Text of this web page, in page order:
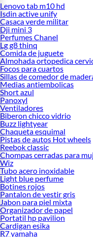
Lenovo tab m10 hd
Isdin active unify
Casaca verde militar
Dji mini 3
Perfumes Chanel
Lg g8 thinq
Comida de juguete
Almohada ortopedica
Focos para cuartos
Sillas de comedor de
Medias antiembolicas
Short azul
Panoxyl
Ventiladores
Biberon chicco vidrio
Buzz lightyear
Chaqueta esquimal
Pistas de autos Hot wheels
Reebok classic
Chompas cerradas para
Wiz
Tubo acero inoxidable
Light blue perfume
Botines rojos
Pantalon de vestir gris
Jabon para piel mixta
Organizador de papel
Portatil hp pavilion
Cardigan esika
R7 yamaha